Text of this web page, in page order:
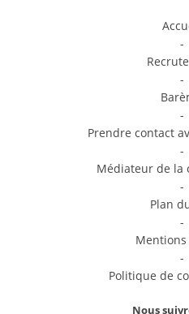
-
-
-
Prendre contact
-
Médiateur de la
-
Plan
-
Mentions
-
Politique de
Nous